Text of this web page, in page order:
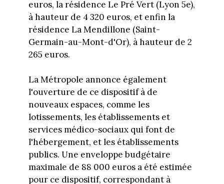
euros, la résidence Le Pré Vert (Lyon 5e),
à hauteur de 4 320 euros, et enfin la
résidence La Mendillone (Saint-
Germain-au-Mont-d'Or), à hauteur de 2
265 euros.
La Métropole annonce également
l'ouverture de ce dispositif à de
nouveaux espaces, comme les
lotissements, les établissements et
services médico-sociaux qui font de
l'hébergement, et les établissements
publics. Une enveloppe budgétaire
maximale de 88 000 euros a été estimée
pour ce dispositif, correspondant à